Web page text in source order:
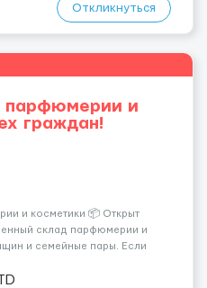
Откликнуться
парфюмерии и
граждан!
и косметики 📦 Открыт
склад парфюмерии и
и семейные пары. Если
не тяжелая. Нужно